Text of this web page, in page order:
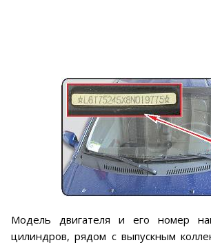
Модель двигателя и его номер
цилиндров, рядом с выпускным